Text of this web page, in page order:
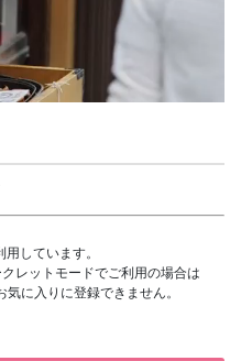
用しています。
レットモードでご利用の場合は
に入りに登録できません。